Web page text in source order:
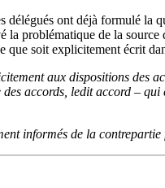
délégués ont déjà formulé la
la problématique de la
que soit explicitement écrit
aux dispositions des
accords, ledit accord –
informés de la contrepartie